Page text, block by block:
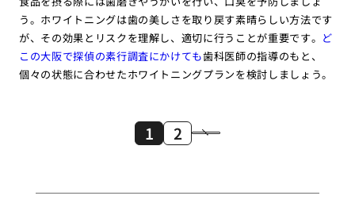
う。ホワイトニングは歯の美しさを取り戻す素晴らしい方法です
が、その効果とリスクを理解し、適切に行うことが重要です。 ど
この大阪で探偵の素行調査にかけても歯科医師の指導のもと、
個々の状態に合わせたホワイトニングプランを検討しましょう。
1 2